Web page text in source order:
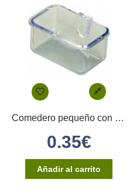
Comedero pequeño con enganche directo
0.35€
Añadir al carrito